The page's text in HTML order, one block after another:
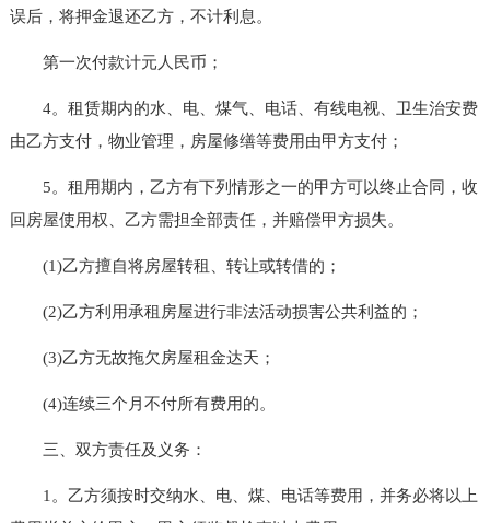
误后，将押金退还乙方，不计利息。
第一次付款计元人民币；
4。租赁期内的水、电、煤气、电话、有线电视、卫生治安费
由乙方支付，物业管理，房屋修缮等费用由甲方支付；
5。租用期内，乙方有下列情形之一的甲方可以终止合同，收
回房屋使用权、乙方需担全部责任，并赔偿甲方损失。
(1)乙方擅自将房屋转租、转让或转借的；
(2)乙方利用承租房屋进行非法活动损害公共利益的；
(3)乙方无故拖欠房屋租金达天；
(4)连续三个月不付所有费用的。
三、双方责任及义务：
1。乙方须按时交纳水、电、煤、电话等费用，并务必将以上